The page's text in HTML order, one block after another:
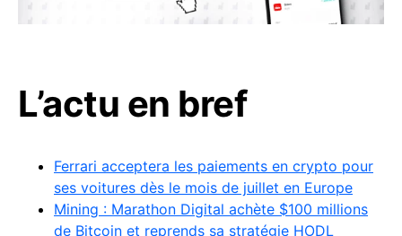
L’actu en bref
Ferrari acceptera les paiements en crypto pour
ses voitures dès le mois de juillet en Europe
Mining : Marathon Digital achète $100 millions
de Bitcoin et reprends sa stratégie HODL